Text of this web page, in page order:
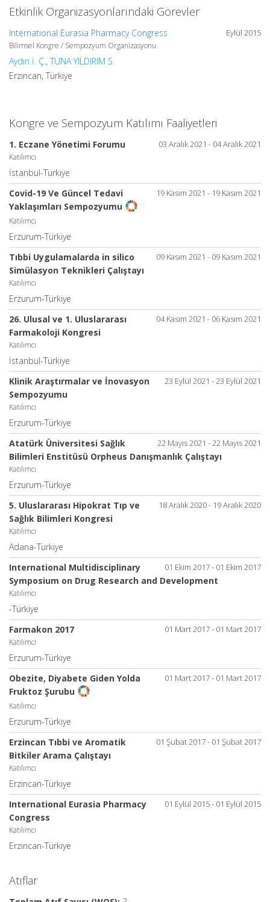
Etkinlik Organizasyonlarındaki Görevler
Eylül 2015
International Eurasia Pharmacy Congress
Bilimsel Kongre / Sempozyum Organizasyonu
Aydın İ. Ç.,TUNA YILDIRIM S.
Erzincan, Türkiye
Kongre ve Sempozyum Katılımı Faaliyetleri
03 Aralık 2021 - 04 Aralık 2021
1. Eczane Yönetimi Forumu
Katılımcı
İstanbul-Türkiye
19 Kasım 2021 - 19 Kasım 2021
Covid-19 Ve Güncel Tedavi
Yaklaşımları Sempozyumu
Katılımcı
Erzurum-Türkiye
09 Kasım 2021 - 09 Kasım 2021
Tıbbi Uygulamalarda in silico
Simülasyon Teknikleri Çalıştayı
Katılımcı
Erzurum-Türkiye
04 Kasım 2021 - 06 Kasım 2021
26. Ulusal ve 1. Uluslararası
Farmakoloji Kongresi
Katılımcı
İstanbul-Türkiye
23 Eylül 2021 - 23 Eylül 2021
Klinik Araştırmalar ve İnovasyon
Sempozyumu
Katılımcı
Erzurum-Türkiye
22 Mayıs 2021 - 22 Mayıs 2021
Atatürk Üniversitesi Sağlık
Bilimleri Enstitüsü Orpheus Danışmanlık Çalıştayı
Katılımcı
Erzurum-Türkiye
18 Aralık 2020 - 19 Aralık 2020
5. Uluslararası Hipokrat Tıp ve
Sağlık Bilimleri Kongresi
Katılımcı
Adana-Türkiye
01 Ekim 2017 - 01 Ekim 2017
International Multidisciplinary
Symposium on Drug Research and Development
Katılımcı
-Türkiye
01 Mart 2017 - 01 Mart 2017
Farmakon 2017
Katılımcı
Erzurum-Türkiye
01 Mart 2017 - 01 Mart 2017
Obezite, Diyabete Giden Yolda
Fruktoz Şurubu
Katılımcı
Erzurum-Türkiye
01 Şubat 2017 - 01 Şubat 2017
Erzincan Tıbbi ve Aromatik
Bitkiler Arama Çalıştayı
Katılımcı
Erzincan-Türkiye
01 Eylül 2015 - 01 Eylül 2015
International Eurasia Pharmacy
Congress
Katılımcı
Erzincan-Türkiye
Atıflar